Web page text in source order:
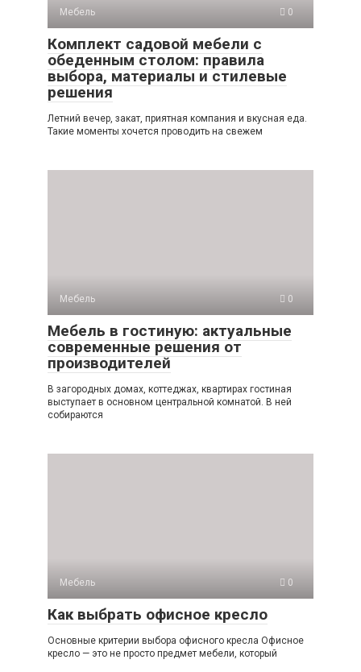
Мебель 0
Комплект садовой мебели с
обеденным столом: правила
выбора, материалы и стилевые
решения
Летний вечер, закат, приятная компания и вкусная еда.
Такие моменты хочется проводить на свежем
Мебель 0
Мебель в гостиную: актуальные
современные решения от
производителей
В загородных домах, коттеджах, квартирах гостиная
выступает в основном центральной комнатой. В ней
собираются
Мебель 0
Как выбрать офисное кресло
Основные критерии выбора офисного кресла Офисное
кресло — это не просто предмет мебели, который